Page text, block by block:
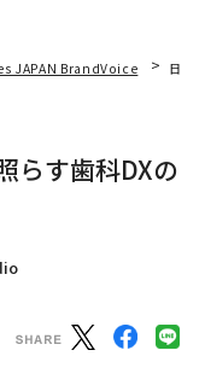
JAPAN BrandVoice 日本
らす歯科DXの